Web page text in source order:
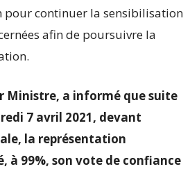
pour continuer la sensibilisation
afin de poursuivre la
Ministre, a informé que suite
7 avril 2021, devant
la représentation
à 99%, son vote de confiance